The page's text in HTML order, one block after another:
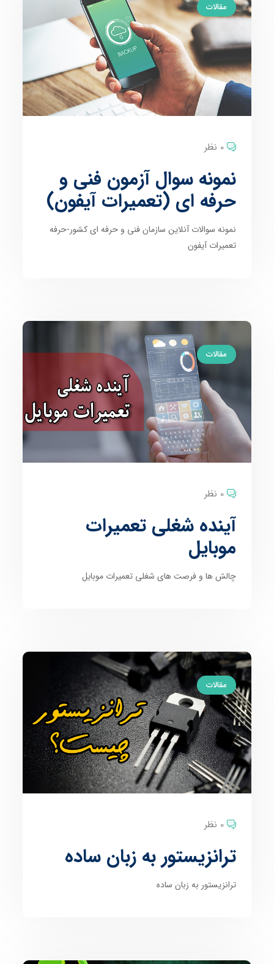
مقالات
0 نظر
نمونه سوال آزمون فنی و
حرفه ای (تعمیرات آیفون)
نمونه سوالات آنلاین سازمان فنی و حرفه ای کشور-حرفه
تعمیرات آیفون
مقالات
0 نظر
آینده شغلی تعمیرات
موبایل
چالش ها و فرصت های شغلی تعمیرات موبایل
مقالات
0 نظر
ترانزیستور به زبان ساده
ترانزیستور به زبان ساده